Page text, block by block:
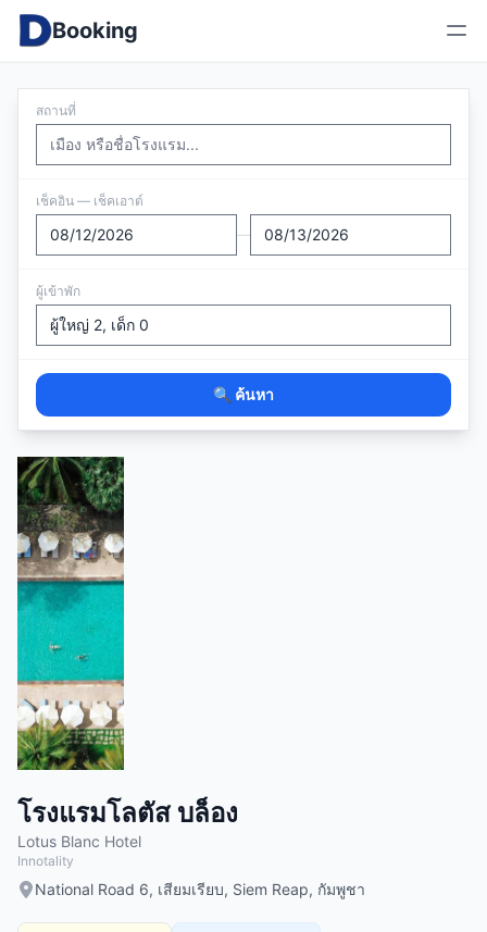
Booking
สถานที่
เช็คอิน — เช็คเอาต์
—
ผู้เข้าพัก
🔍 ค้นหา
โรงแรมโลตัส บล็อง
Lotus Blanc Hotel
Innotality
National Road 6, เสียมเรียบ, Siem Reap, กัมพูชา